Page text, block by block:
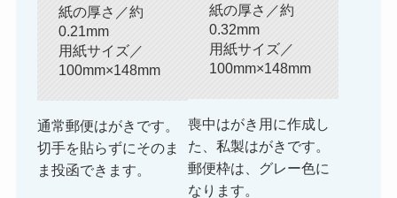
紙の厚さ／約
0.21mm
用紙サイズ／
100mm×148mm
通常郵便はがきです。
切手を貼らずにそのま
ま投函できます。
紙の厚さ／約
0.32mm
用紙サイズ／
100mm×148mm
喪中はがき用に作成し
た、私製はがきです。
郵便枠は、グレー色に
なります。